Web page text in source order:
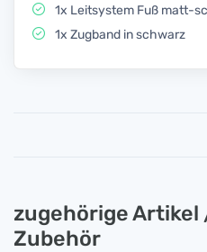
1x Leitsystem Fuß matt-
1x Zugband in schwarz
zugehörige
Zubehör